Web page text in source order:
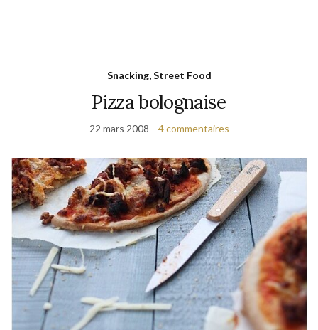
Snacking, Street Food
Pizza bolognaise
22 mars 2008 4 commentaires